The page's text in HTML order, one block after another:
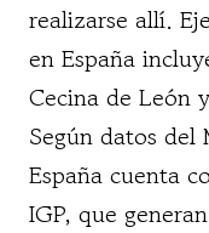
realizarse allí.
en España
Cecina de León
Según datos
España cuenta
IGP, que